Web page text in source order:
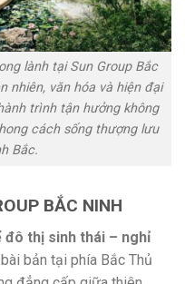
lành tại Sun Group Bắc
nhiên, văn hóa và hiện đại
trình tận hưởng không
cách sống thượng lưu
Bắc.
BẮC NINH
đô thị sinh thái – nghỉ
bản tại phía Bắc Thủ